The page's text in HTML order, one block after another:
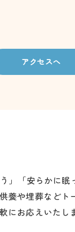
アクセスへ
」「安らかに
や埋葬など
にお応えいた